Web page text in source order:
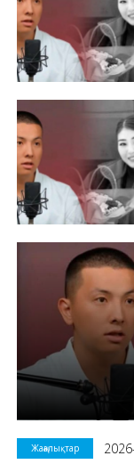
Жаңалықтар